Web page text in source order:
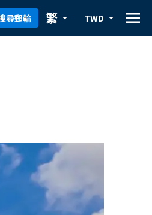
尋郵輪 arrow_drop_down
繁 arrow_drop_down
TWD menu